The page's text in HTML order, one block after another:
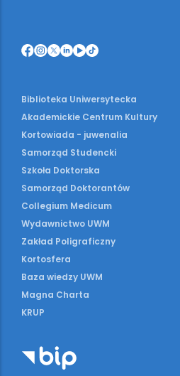
Biblioteka Uniwersytecka
Akademickie Centrum Kultury
Kortowiada - juwenalia
Samorząd Studencki
Szkoła Doktorska
Samorząd Doktorantów
Collegium Medicum
Wydawnictwo UWM
Zakład Poligraficzny
Kortosfera
Baza wiedzy UWM
Magna Charta
KRUP